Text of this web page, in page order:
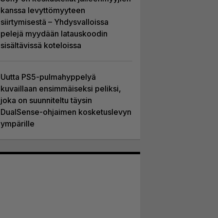
kanssa levyttömyyteen
siirtymisestä – Yhdysvalloissa
pelejä myydään latauskoodin
sisältävissä koteloissa
Uutta PS5-pulmahyppelyä
kuvaillaan ensimmäiseksi peliksi,
joka on suunniteltu täysin
DualSense-ohjaimen kosketuslevyn
ympärille